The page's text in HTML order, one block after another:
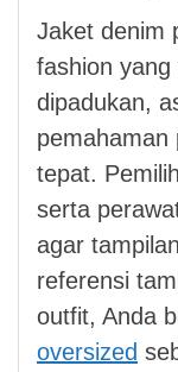
Jaket denim
fashion yang
dipadukan,
pemahaman
tepat.
serta
agar
referensi
outfit, Anda
oversized